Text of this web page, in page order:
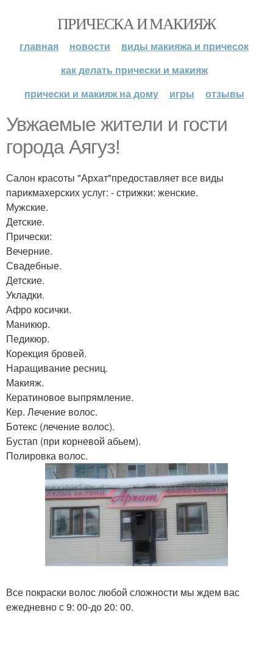
ПРИЧЕСКА И МАКИЯЖ
главная новости
виды макияжа и причесок
как делать прически и макияж
прически и макияж на дому
игры отзывы
Увжаемые жители и гости
города Аягуз!
Салон красоты "Архат"предоставляет все виды
парикмахерских услуг: - стрижки: женские.
Мужские.
Детские.
Прически:
Вечерние.
Свадебные.
Детские.
Укладки.
Афро косички.
Маникюр.
Педикюр.
Корекция бровей.
Наращивание ресниц.
Макияж.
Кератиновое выпрямление.
Кер. Лечение волос.
Ботекс (лечение волос).
Бустап (при корневой абьем).
Полировка волос.
Все покраски волос любой сложности мы ждем вас
ежедневно с 9: 00-до 20: 00.